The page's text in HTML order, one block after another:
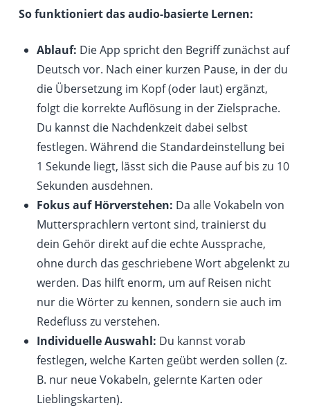
So funktioniert das audio-basierte Lernen:
Ablauf: Die App spricht den Begriff zunächst auf
Deutsch vor. Nach einer kurzen Pause, in der du
die Übersetzung im Kopf (oder laut) ergänzt,
folgt die korrekte Auflösung in der Zielsprache.
Du kannst die Nachdenkzeit dabei selbst
festlegen. Während die Standardeinstellung bei
1 Sekunde liegt, lässt sich die Pause auf bis zu 10
Sekunden ausdehnen.
Fokus auf Hörverstehen: Da alle Vokabeln von
Muttersprachlern vertont sind, trainierst du
dein Gehör direkt auf die echte Aussprache,
ohne durch das geschriebene Wort abgelenkt zu
werden. Das hilft enorm, um auf Reisen nicht
nur die Wörter zu kennen, sondern sie auch im
Redefluss zu verstehen.
Individuelle Auswahl: Du kannst vorab
festlegen, welche Karten geübt werden sollen (z.
B. nur neue Vokabeln, gelernte Karten oder
Lieblingskarten).